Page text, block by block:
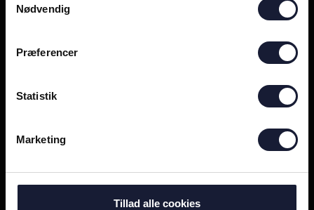
Nødvendig
Præferencer
Statistik
Marketing
Tillad alle cookies
SENESTE VIDEOER Se alle